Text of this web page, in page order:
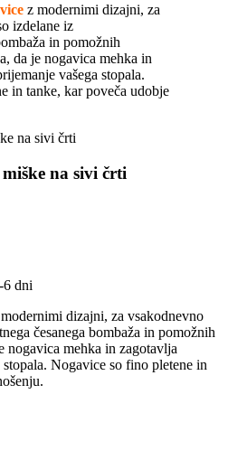
z modernimi dizajni, za
izdelane iz
in pomožnih
da je nogavica mehka in
vašega stopala.
in tanke, kar poveča udobje
na sivi črti
6 dni
dizajni, za vsakodnevno
česanega bombaža in pomožnih
nogavica mehka in zagotavlja
Nogavice so fino pletene in